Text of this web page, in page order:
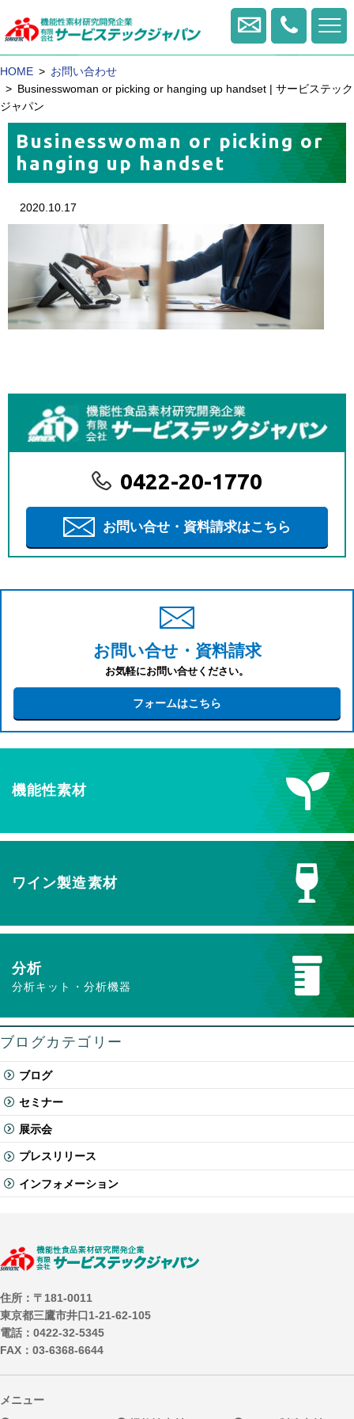
0422-
1770
お問い合せ・資料請求
HOME
お問い合わせ
Businesswoman or picking or hanging up handset | サービステック
ジャパン
Businesswoman or picking or
hanging up handset
2020.10.17
0422-20-1770
お問い合せ・資料請求はこちら
お問い合せ・資料請求
お気軽にお問い合せください。
フォームはこちら
機能性素材
ワイン製造素材
分析
分析キット・分析機器
ブログカテゴリー
ブログ
セミナー
展示会
プレスリリース
インフォメーション
住所：〒181-0011
東京都三鷹市井口1-21-62-105
電話：0422-32-5345
FAX：03-6368-6644
メニュー